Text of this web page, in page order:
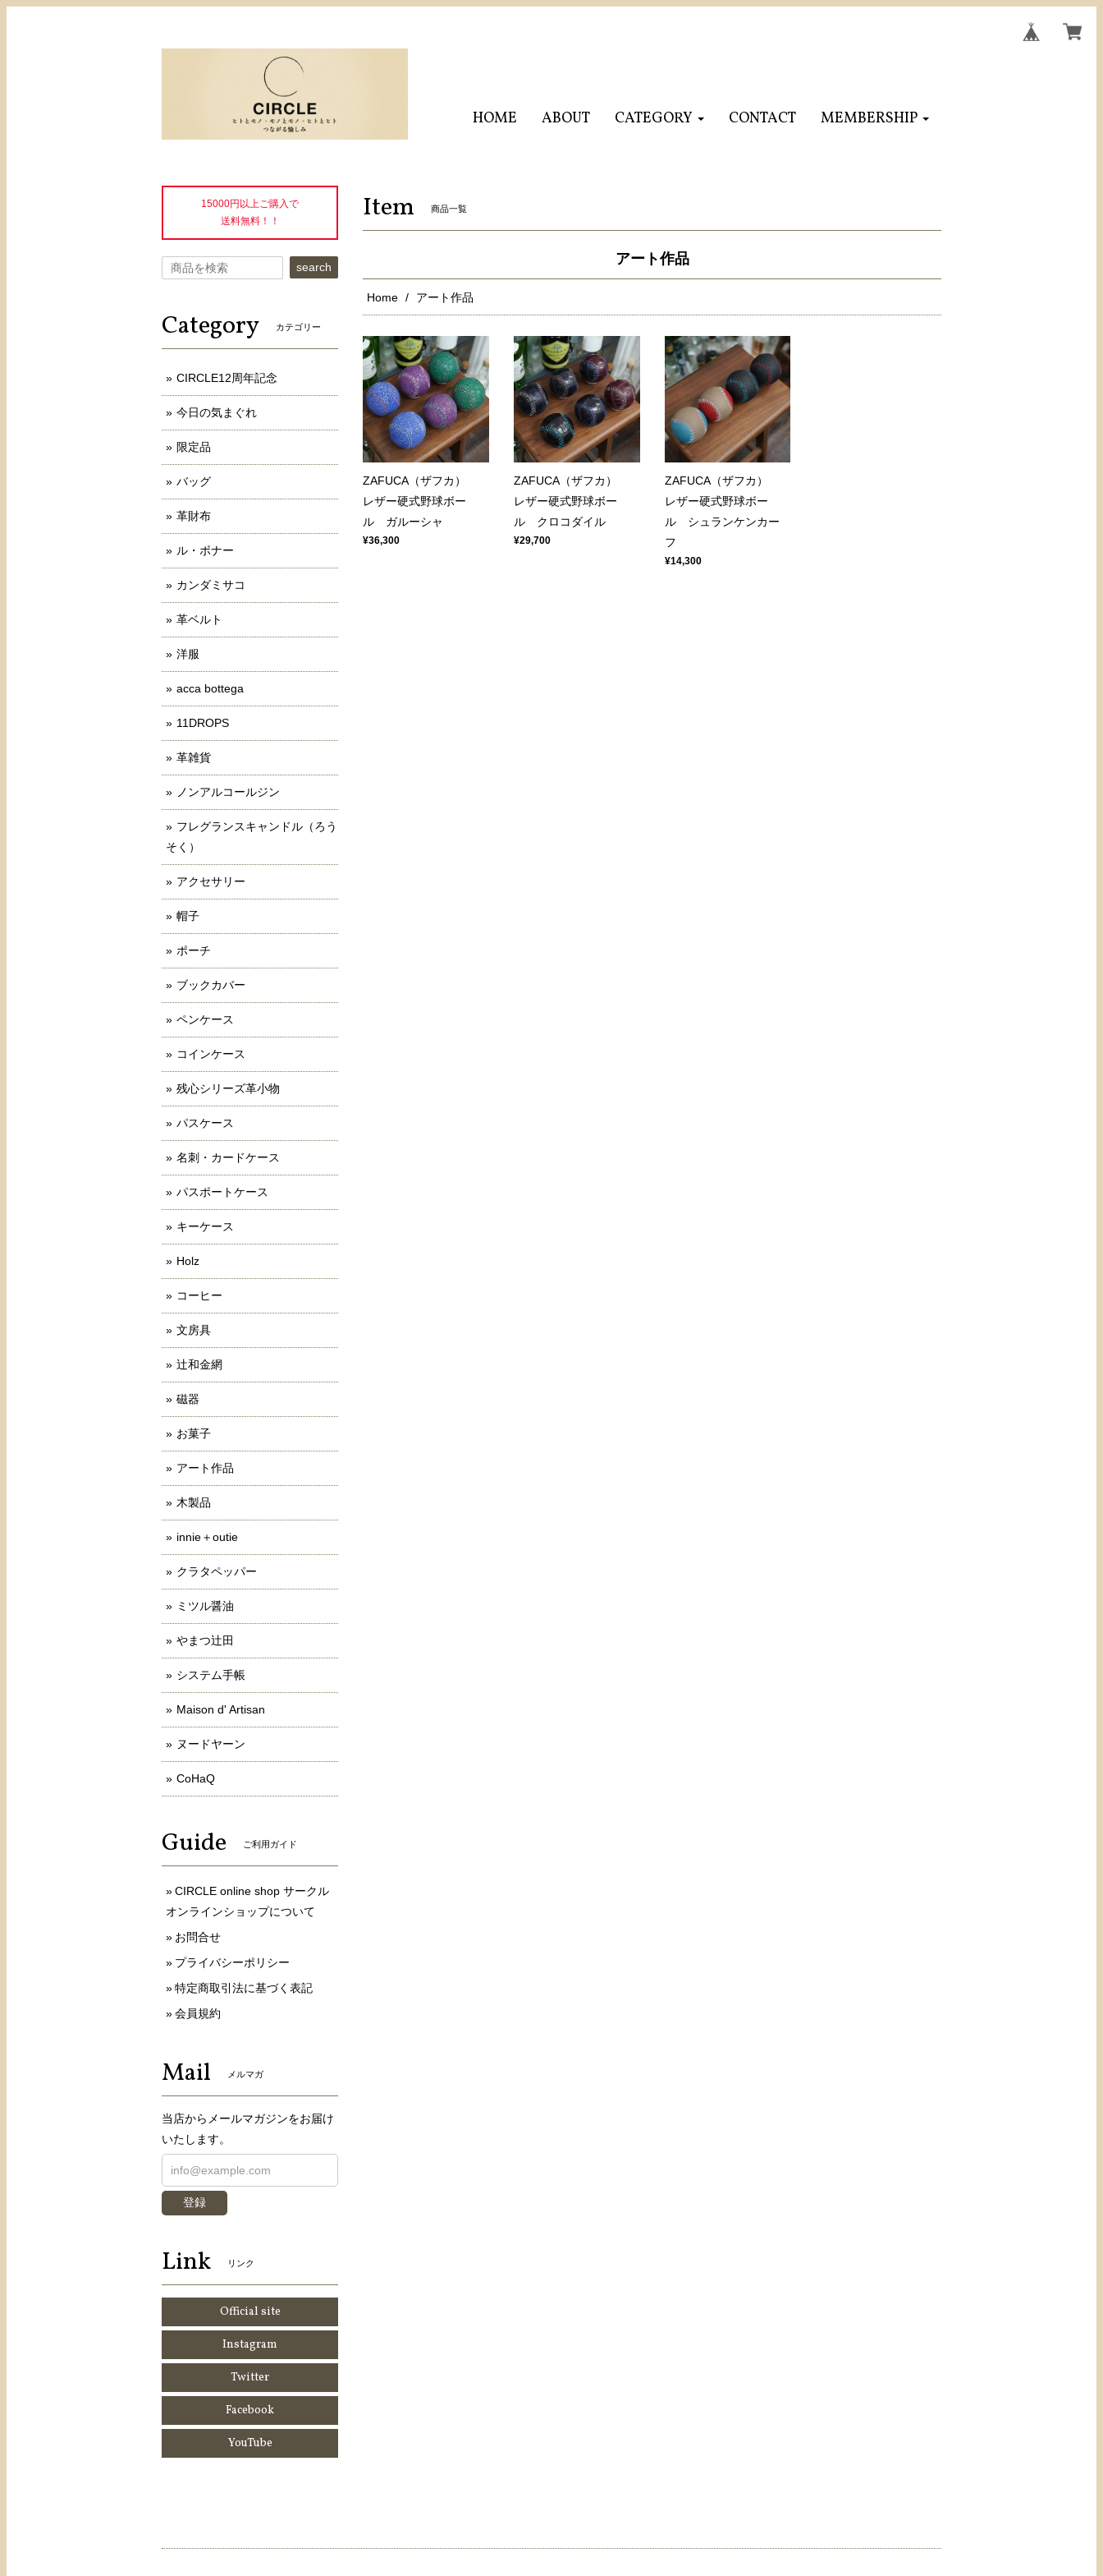
HOME ABOUT CATEGORY CONTACT MEMBERSHIP
Item 商品一覧
アート作品
Home アート作品
ZAFUCA（ザフカ）
レザー硬式野球ボー
ル ガルーシャ
¥36,300
ZAFUCA（ザフカ）
レザー硬式野球ボー
ル クロコダイル
¥29,700
ZAFUCA（ザフカ）
レザー硬式野球ボー
ル シュランケンカー
フ
¥14,300
15000円以上ご購入で
送料無料！！
search
Category カテゴリー
CIRCLE12周年記念
今日の気まぐれ
限定品
バッグ
革財布
ル・ボナー
カンダミサコ
革ベルト
洋服
acca bottega
11DROPS
革雑貨
ノンアルコールジン
フレグランスキャンドル（ろう
そく）
アクセサリー
帽子
ポーチ
ブックカバー
ペンケース
コインケース
残心シリーズ革小物
パスケース
名刺・カードケース
パスポートケース
キーケース
Holz
コーヒー
文房具
辻和金網
磁器
お菓子
アート作品
木製品
innie＋outie
クラタペッパー
ミツル醤油
やまつ辻田
システム手帳
Maison d' Artisan
ヌードヤーン
CoHaQ
Guide ご利用ガイド
CIRCLE online shop サークル
オンラインショップについて
お問合せ
プライバシーポリシー
特定商取引法に基づく表記
会員規約
Mail メルマガ
当店からメールマガジンをお届け
いたします。
登録
Link リンク
Official site
Instagram
Twitter
Facebook
YouTube